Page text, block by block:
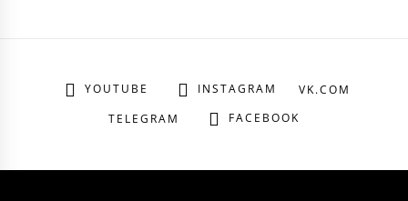
YOUTUBE INSTAGRAM
VK.COM
TELEGRAM
FACEBOOK